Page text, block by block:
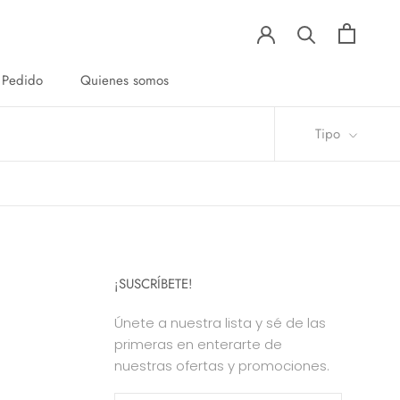
Quienes somos
Tipo
¡SUSCRÍBETE!
Únete a nuestra lista y sé de las
primeras en enterarte de
nuestras ofertas y promociones.